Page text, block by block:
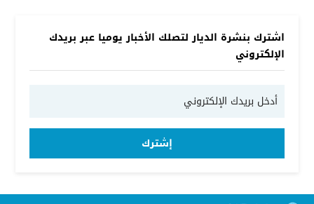
اشترك بنشرة الديار لتصلك الأخبار يوميا عبر بريدك
الإلكتروني
إشترك